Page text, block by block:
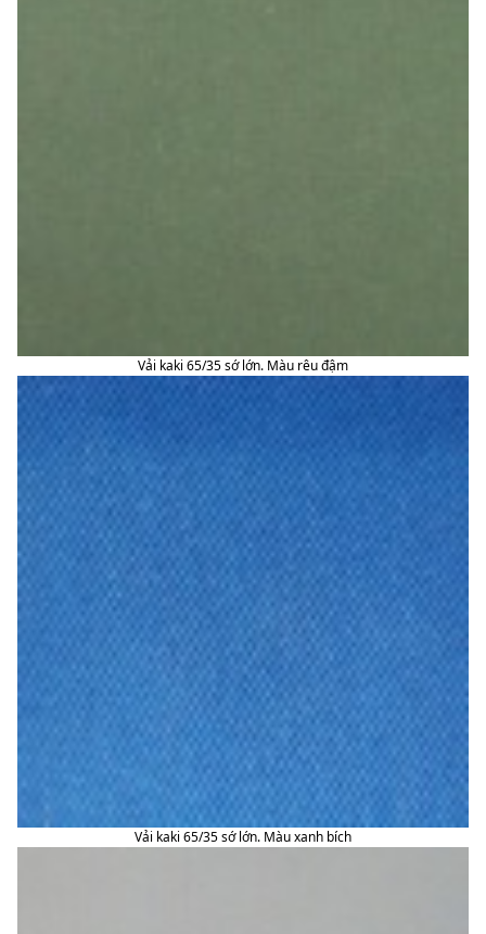
Vải kaki 65/35 sớ lớn. Màu rêu đậm
Vải kaki 65/35 sớ lớn. Màu xanh bích